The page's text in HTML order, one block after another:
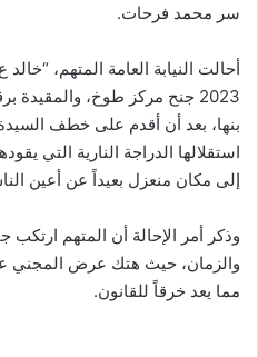
سر محمد فرحات.
بنها، بعد أن أقدم على خطف السيدة
استقلالها الدراجة النارية التي
إلى مكان منعزل بعيداً عن أعين
وذكر أمر الإحالة أن المتهم
والزمان، حيث هتك عرض المجني
مما يعد خرقاً للقانون.